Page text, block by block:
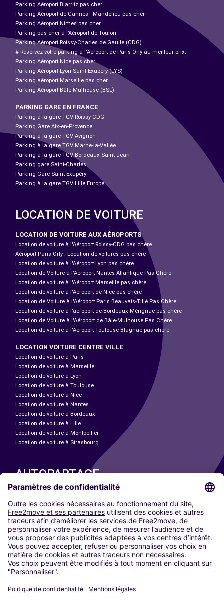
Parking Aéroport Biarritz pas cher
Parking Aéroport de Cannes - Mandelieu pas cher
Parking Aéroport Nîmes pas cher
Parking pas cher à l’Aéroport de Toulon
Parking Aéroport Roissy-Charles de Gaulle (CDG)
# Réservez votre parking à l'Aéroport de Paris-Orly au meilleur prix.
Parking Aéroport Nice pas cher
Parking Aéroport Lyon-Saint-Exupéry (LYS)
Parking aéroport Marseille pas cher
Parking Aéroport Bâle-Mulhouse (BSL)
PARKING GARE EN FRANCE
Parking à la gare TGV Roissy-CDG
Parking Gare Aix-en-Provence
Parking à la gare TGV Avignon
Parking à la gare TGV Marne-la-Vallée
Parking à la gare TGV Bordeaux Saint-Jean
Parking gare Saint-Charles
Parking Gare Saint Exupéry
Parking à la gare TGV Lille Europe
LOCATION DE VOITURE
LOCATION DE VOITURE AUX AÉROPORTS
Location de voiture à l'Aéroport Roissy-CDG pas chère
Aéroport Paris-Orly : Location de voitures pas chère
Location de voiture à l'Aéroport Lyon pas chère
Location de Voiture à l'Aéroport Nantes Atlantique Pas Chère
Location de voiture à l'Aéroport Marseille pas chère
Location de voiture à l'Aéroport de Nice pas chère
Location de Voiture à l'Aéroport Paris Beauvais-Tillé Pas Chère
Location de voiture à l’aéroport de Bordeaux-Mérignac pas chère
Location de Voiture à l'Aéroport de Bâle-Mulhouse Pas Chère
Location de voiture à l'Aéroport Toulouse-Blagnac pas chère
LOCATION VOITURE CENTRE VILLE
Location de voiture à Paris
Location de voiture à Marseille
Location de voiture à Lyon
Location de voiture à Toulouse
Location de voiture à Nice
Location de voiture à Nantes
Location de voiture à Bordeaux
Location de voiture à Lille
Location de voiture à Montpellier
Location de voiture à Strasbourg
AUTOPARTAGE
Paris
Madrid
Washington DC
Milan
Rome
Turin
Vienne
Berlin
Düsseldorf